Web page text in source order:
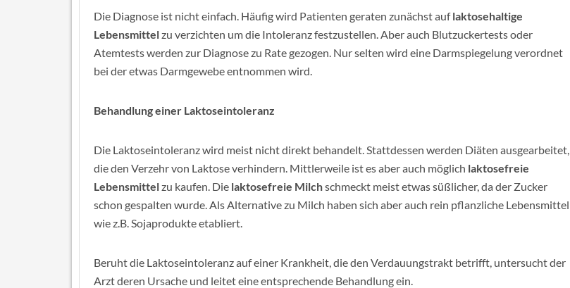
Die Diagnose ist nicht einfach. Häufig wird Patienten geraten zunächst auflaktosehaltige
Lebensmittelzu verzichten um die Intoleranz festzustellen. Aber auch Blutzuckertests oder
Atemtests werden zur Diagnose zu Rate gezogen. Nur selten wird eine Darmspiegelung verordnet
bei der etwas Darmgewebe entnommen wird.
Behandlung einer Laktoseintoleranz
Die Laktoseintoleranz wird meist nicht direkt behandelt. Stattdessen werden Diäten ausgearbeitet,
die den Verzehr von Laktose verhindern. Mittlerweile ist es aber auch möglich laktosefreie
Lebensmittelzu kaufen. Die laktosefreie Milchschmeckt meist etwas süßlicher, da der Zucker
schon gespalten wurde. Als Alternative zu Milch haben sich aber auch rein pflanzliche Lebensmittel
wie z.B. Sojaprodukte etabliert.
Beruht die Laktoseintoleranz auf einer Krankheit, die den Verdauungstrakt betrifft, untersucht der
Arzt deren Ursache und leitet eine entsprechende Behandlung ein.